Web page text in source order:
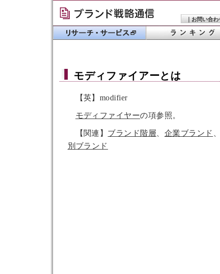
｜ お問い合わ
モディファイアーとは
【英】modifier
モディファイヤーの項参照。
【関連】 ブランド階層 企業ブランド
別ブランド